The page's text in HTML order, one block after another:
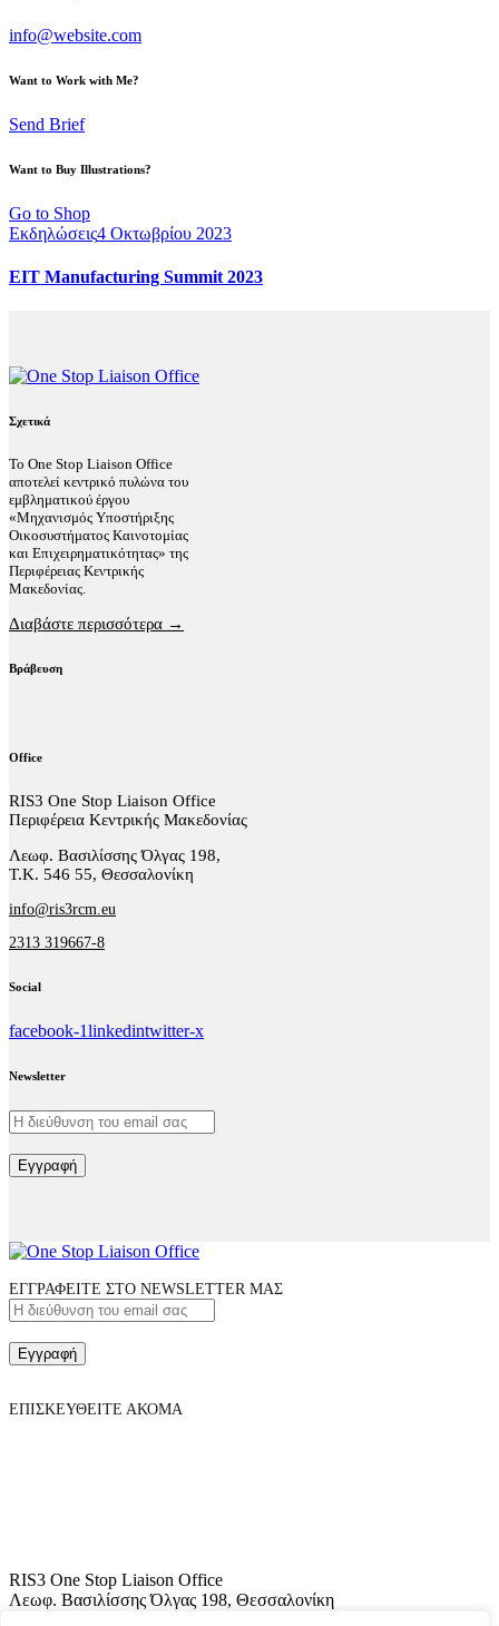
info@website.com
Want to Work with Me?
Send Brief
Want to Buy Illustrations?
Go to Shop
Εκδηλώσεις4 Οκτωβρίου 2023
EIT Manufacturing Summit 2023
Σχετικά
Το One Stop Liaison Office
αποτελεί κεντρικό πυλώνα του
εμβληματικού έργου
«Μηχανισμός Υποστήριξης
Οικοσυστήματος Καινοτομίας
και Επιχειρηματικότητας» της
Περιφέρειας Κεντρικής
Μακεδονίας.
Διαβάστε περισσότερα →
Βράβευση
Office
RIS3 One Stop Liaison Office
Περιφέρεια Κεντρικής Μακεδονίας
Λεωφ. Βασιλίσσης Όλγας 198,
Τ.Κ. 546 55, Θεσσαλονίκη
info@ris3rcm.eu
2313 319667-8
Social
facebook-1linkedintwitter-x
Newsletter
Εγγραφή
ΕΓΓΡΑΦΕΙΤΕ ΣΤΟ NEWSLETTER ΜΑΣ
Εγγραφή
ΕΠΙΣΚΕΥΘΕΙΤΕ ΑΚΟΜΑ
RIS3 One Stop Liaison Office
Λεωφ. Βασιλίσσης Όλγας 198, Θεσσαλονίκη